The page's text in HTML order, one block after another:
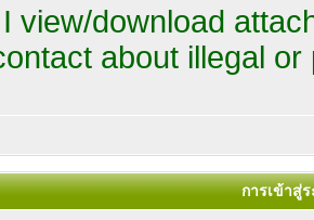
view/download
about illegal
การเข้าสู่ร